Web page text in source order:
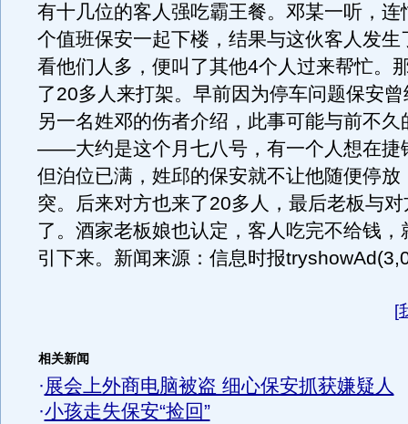
有十几位的客人强吃霸王餐。邓某一听，连
个值班保安一起下楼，结果与这伙客人发生
看他们人多，便叫了其他4个人过来帮忙。
了20多人来打架。早前因为停车问题保安
另一名姓邓的伤者介绍，此事可能与前不久
——大约是这个月七八号，有一个人想在捷
但泊位已满，姓邱的保安就不让他随便停放
突。后来对方也来了20多人，最后老板与
了。酒家老板娘也认定，客人吃完不给钱，
引下来。新闻来源：信息时报
[
相关新闻
·展会上外商电脑被盗 细心保安抓获嫌疑人
·小孩走失保安“捡回”